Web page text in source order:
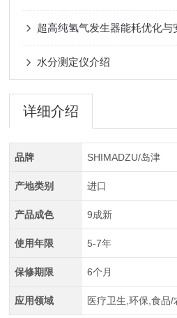
超高纯氢气发生器能耗优化与
水分测定仪介绍
详细介绍
品牌 SHIMADZU/岛津
产地类别 进口
产品成色 9成新
使用年限 5-7年
保修期限 6个月
应用领域 医疗卫生,环保,食品/